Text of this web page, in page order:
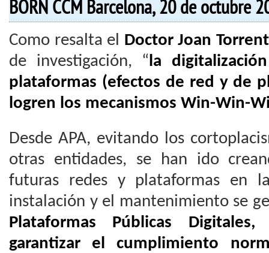
BORN CCM Barcelona, 20 de octubre
Como resalta el Doctor Joan
de investigación, “la
plataformas (efectos de red y de
logren los mecanismos Win-Win-
Desde APA, evitando los
otras entidades, se han ido
futuras redes y plataformas en
instalación y el mantenimiento se
Plataformas Públicas
garantizar el cumplimiento